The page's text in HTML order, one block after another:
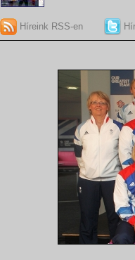
Híreink RSS-en